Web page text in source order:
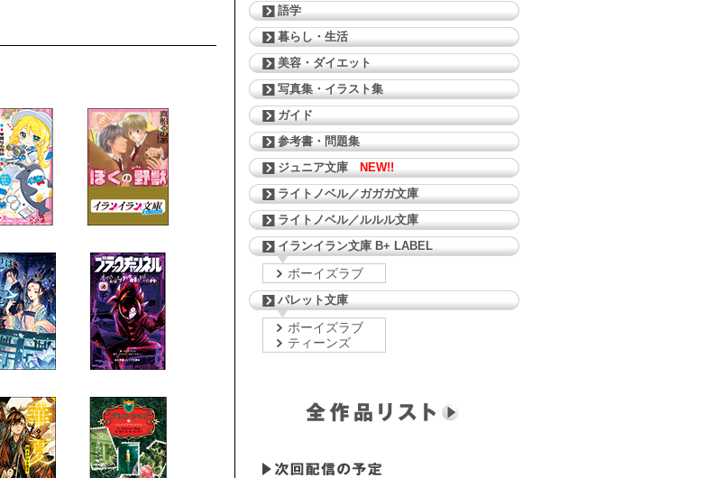
語学
暮らし・生活
美容・ダイエット
写真集・イラスト集
ガイド
参考書・問題集
ジュニア文庫
NEW!!
ライトノベル／ガガガ文庫
ライトノベル／ルルル文庫
イランイラン文庫 B+ LABEL
ボーイズラブ
パレット文庫
ボーイズラブ
ティーンズ